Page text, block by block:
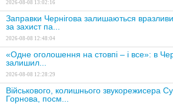
2026-08-08 13:02:16
Заправки Чернігова залишаються
за захист па...
2026-08-08 12:48:04
«Одне оголошення на стовпі – і все»: в
залишил...
2026-08-08 12:28:29
Військового, колишнього звукорежисера
Горнова, посм...